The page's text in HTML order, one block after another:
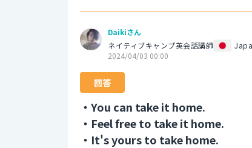
Daikiさん
ネイティブキャンプ英会話講師
2024/04/03 00:00
回答
・You can take it home.
・Feel free to take it home.
・It's yours to take home.